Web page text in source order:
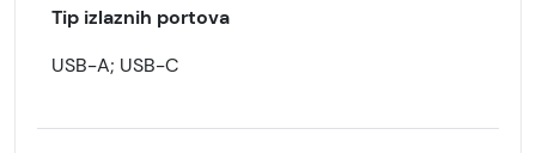
Tip izlaznih portova
USB-A; USB-C